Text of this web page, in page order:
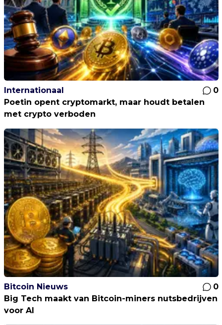
Internationaal
0
Poetin opent cryptomarkt, maar houdt betalen
met crypto verboden
Bitcoin Nieuws
0
Big Tech maakt van Bitcoin-miners nutsbedrijven
voor AI